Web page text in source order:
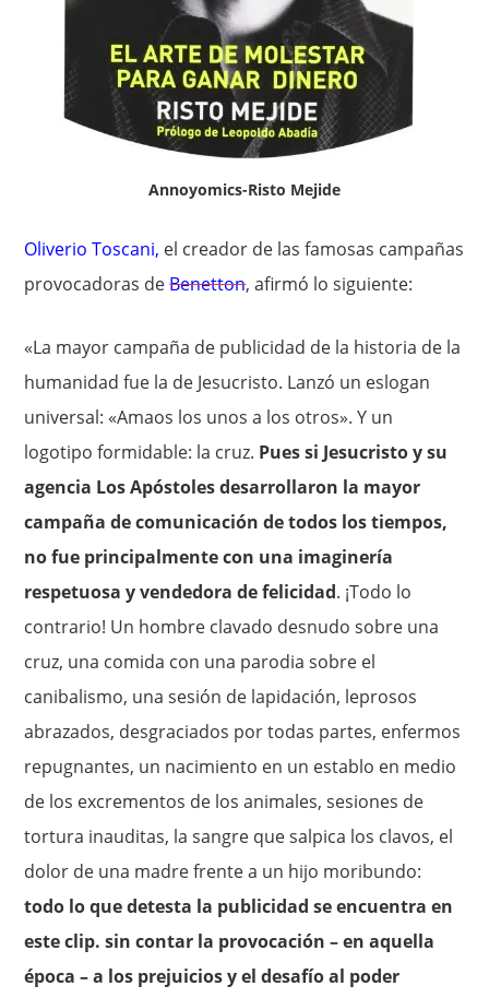
Annoyomics-Risto Mejide
Oliverio Toscani, el creador de las famosas campañas
provocadoras deBenetton, afirmó lo siguiente:
«La mayor campaña de publicidad de la historia de la
humanidad fue la de Jesucristo. Lanzó un eslogan
universal: «Amaos los unos a los otros». Y un
logotipo formidable: la cruz. Pues si Jesucristo y su
agencia Los Apóstoles desarrollaron la mayor
campaña de comunicación de todos los tiempos,
no fue principalmente con una imaginería
respetuosa y vendedora de felicidad. ¡Todo lo
contrario! Un hombre clavado desnudo sobre una
cruz, una comida con una parodia sobre el
canibalismo, una sesión de lapidación, leprosos
abrazados, desgraciados por todas partes, enfermos
repugnantes, un nacimiento en un establo en medio
de los excrementos de los animales, sesiones de
tortura inauditas, la sangre que salpica los clavos, el
dolor de una madre frente a un hijo moribundo:
todo lo que detesta la publicidad se encuentra en
este clip. sin contar la provocación – en aquella
época – a los prejuicios y el desafío al poder